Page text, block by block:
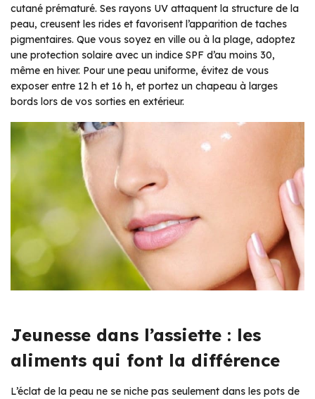
cutané prématuré. Ses rayons UV attaquent la structure de la
peau, creusent les rides et favorisent l’apparition de taches
pigmentaires. Que vous soyez en ville ou à la plage, adoptez
une protection solaire avec un indice SPF d’au moins 30,
même en hiver. Pour une peau uniforme, évitez de vous
exposer entre 12 h et 16 h, et portez un chapeau à larges
bords lors de vos sorties en extérieur.
Jeunesse dans l’assiette : les
aliments qui font la différence
L’éclat de la peau ne se niche pas seulement dans les pots de